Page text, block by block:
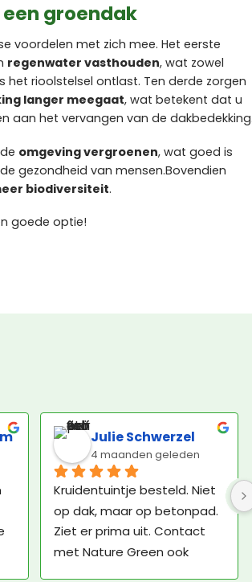
groendak
voordelen met zich mee. Het eerste
regenwater vasthouden, wat zowel
rioolstelsel ontlast. Ten derde zorgen
langer meegaat, wat betekent dat u
aan het vervangen van de dakbedekking.
omgeving vergroenen, wat goed is
gezondheid van mensen.Bovendien
biodiversiteit.
goede optie!
Julie Schwerzel
4 maanden geleden
Kruidentuintje besteld. Niet
op dak, maar op betonpad.
Ziet er prima uit. Contact
met Nature Green ook